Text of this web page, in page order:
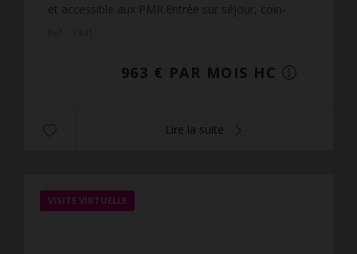
et accessible aux PMR.Entrée sur séjour, coin-
963 € PAR MOIS HC
Lire la suite
VISITE VIRTUELLE